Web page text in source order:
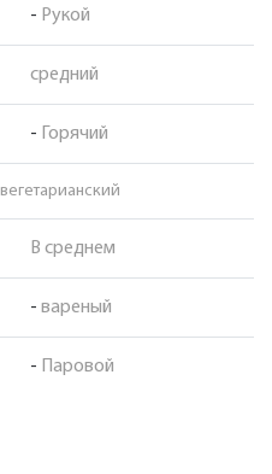
- Рукой
средний
- Горячий
вегетарианский
В среднем
- вареный
- Паровой